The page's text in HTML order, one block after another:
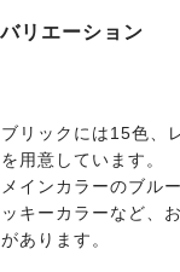
リエーション
リックには15色、
用意しています。
インカラーのブル
キーカラーなど、
あります。